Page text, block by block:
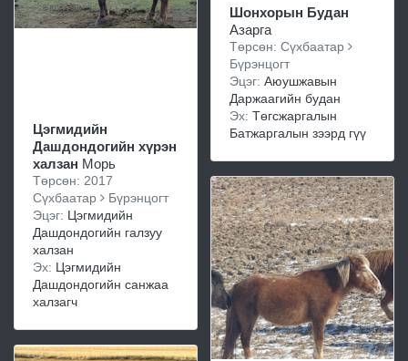
Цэгмидийн
Дашдондогийн хүрэн
халзан Морь
Төрсөн: 2017
Сүхбаатар
Бүрэнцогт
Эцэг: Цэгмидийн
Дашдондогийн галзуу
халзан
Эх: Цэгмидийн
Дашдондогийн санжаа
халзагч
Шонхорын Будан
Азарга
Төрсөн: Сүхбаатар
Бүрэнцогт
Эцэг: Аюушжавын
Даржаагийн будан
Эх: Төгсжаргалын
Батжаргалын зээрд гүү